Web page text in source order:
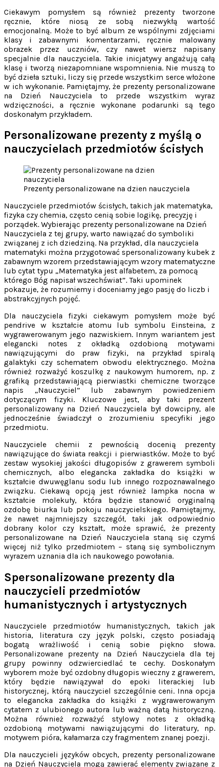
Ciekawym pomysłem są również prezenty tworzone
ręcznie, które niosą ze sobą niezwykłą wartość
emocjonalną. Może to być album ze wspólnymi zdjęciami
klasy i zabawnymi komentarzami, ręcznie malowany
obrazek przez uczniów, czy nawet wiersz napisany
specjalnie dla nauczyciela. Takie inicjatywy angażują całą
klasę i tworzą niezapomniane wspomnienia. Nie muszą to
być dzieła sztuki, liczy się przede wszystkim serce włożone
w ich wykonanie. Pamiętajmy, że prezenty personalizowane
na Dzień Nauczyciela to przede wszystkim wyraz
wdzięczności, a ręcznie wykonane podarunki są tego
doskonałym przykładem.
Personalizowane prezenty z myślą o
nauczycielach przedmiotów ścisłych
Prezenty personalizowane na dzien nauczyciela
Nauczyciele przedmiotów ścisłych, takich jak matematyka,
fizyka czy chemia, często cenią sobie logikę, precyzję i
porządek. Wybierając prezenty personalizowane na Dzień
Nauczyciela z tej grupy, warto nawiązać do symboliki
związanej z ich dziedziną. Na przykład, dla nauczyciela
matematyki można przygotować spersonalizowany kubek z
zabawnym wzorem przedstawiającym wzory matematyczne
lub cytat typu „Matematyka jest alfabetem, za pomocą
którego Bóg napisał wszechświat”. Taki upominek
pokazuje, że rozumiemy i doceniamy jego pasję do liczb i
abstrakcyjnych pojęć.
Dla nauczyciela fizyki ciekawym pomysłem może być
pendrive w kształcie atomu lub symbolu Einsteina, z
wygrawerowanym jego nazwiskiem. Innym wariantem jest
elegancki notes z okładką ozdobioną motywami
nawiązującymi do praw fizyki, na przykład spiralą
galaktyki czy schematem obwodu elektrycznego. Można
również rozważyć koszulkę z naukowym humorem, np. z
grafiką przedstawiającą pierwiastki chemiczne tworzące
napis „Nauczyciel” lub zabawnym powiedzeniem
dotyczącym fizyki. Kluczowe jest, aby taki prezent
personalizowany na Dzień Nauczyciela był dowcipny, ale
jednocześnie świadczył o zrozumieniu specyfiki jego
przedmiotu.
Nauczyciele chemii z pewnością docenią prezenty
nawiązujące do świata reakcji i pierwiastków. Może to być
zestaw wysokiej jakości długopisów z grawerem symboli
chemicznych, albo elegancka zakładka do książki w
kształcie dwuwęglanu sodu lub innego rozpoznawalnego
związku. Ciekawą opcją jest również lampka nocna w
kształcie molekuły, która będzie stanowić oryginalną
ozdobę biurka lub pokoju nauczycielskiego. Pamiętajmy,
że nawet najmniejszy szczegół, taki jak odpowiednio
dobrany kolor czy kształt, może sprawić, że prezenty
personalizowane na Dzień Nauczyciela staną się czymś
więcej niż tylko przedmiotem – staną się symbolicznym
wyrazem uznania dla ich naukowego powołania.
Spersonalizowane prezenty dla
nauczycieli przedmiotów
humanistycznych i artystycznych
Nauczyciele przedmiotów humanistycznych, takich jak
historia, literatura czy język polski, często posiadają
bogatą wrażliwość i cenią sobie piękno słowa.
Personalizowane prezenty na Dzień Nauczyciela dla tej
grupy powinny odzwierciedlać te cechy. Doskonałym
wyborem może być ozdobny długopis wieczny z grawerem,
który będzie nawiązywał do epoki literackiej lub
historycznej, którą nauczyciel szczególnie ceni. Inna opcja
to elegancka zakładka do książki z wygrawerowanym
cytatem z ulubionego autora lub ważną datą historyczną.
Można również rozważyć stylowy notes z okładką
ozdobioną motywami nawiązującymi do literatury, np.
motywem pióra, kałamarza czy fragmentem znanej poezji.
Dla nauczycieli języków obcych, prezenty personalizowane
na Dzień Nauczyciela mogą zawierać elementy związane z